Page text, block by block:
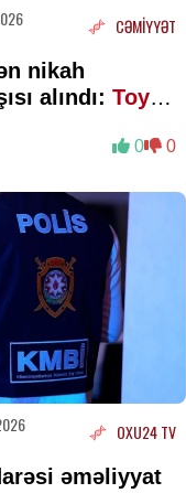
CƏMİYYƏT
nikah
alındı: Toy
0 0
OXU24 TV
əməliyyat